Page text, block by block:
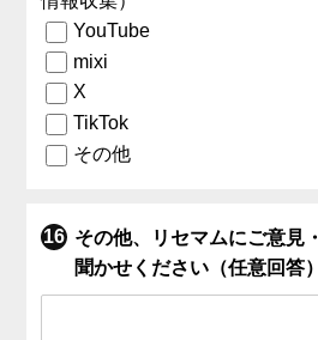
YouTube
mixi
X
TikTok
その他
その他、リセマムにご意見
聞かせください（任意回答）